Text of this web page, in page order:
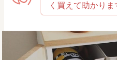
く買えて助かりま